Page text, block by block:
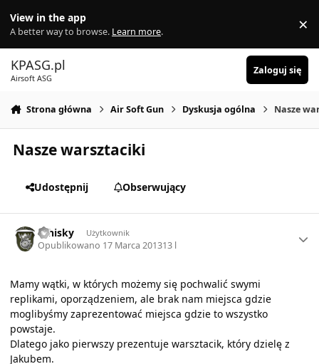
View in the app
A better way to browse. Learn more. ×
KPASG.pl
Airsoft ASG
Zaloguj się
Strona główna Air Soft Gun Dyskusja ogólna Nasze
Nasze warsztaciki
Udostępnij Obserwujący
Whisky Użytkownik
Opublikowano 17 Marca 201313 l
Mamy wątki, w których możemy się pochwalić swymi
replikami, oporządzeniem, ale brak nam miejsca gdzie
moglibyśmy zaprezentować miejsca gdzie to wszystko
powstaje.
Dlatego jako pierwszy prezentuje warsztacik, który dzielę z
Jakubem.